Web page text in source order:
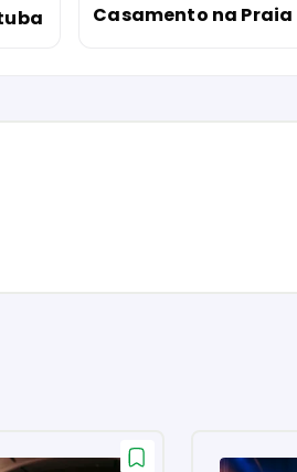
Casamento na Praia